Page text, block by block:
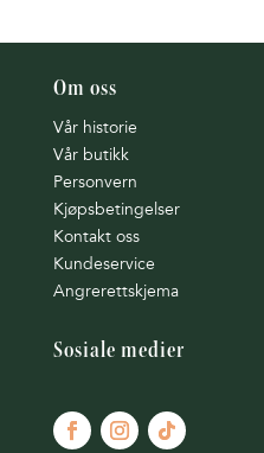
Om oss
Vår historie
Vår butikk
Personvern
Kjøpsbetingelser
Kontakt oss
Kundeservice
Angrerettskjema
Sosiale medier